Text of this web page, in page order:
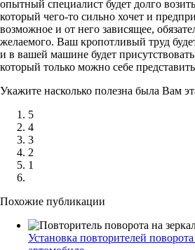
опытный специалист будет долго
который чего-то сильно хочет и
возможное и от него зависящее,
желаемого. Ваш кропотливый труд
и в вашей машине будет
который только можно себе
Укажите насколько полезна была Вам
5
4
3
2
1
Похожие публикации
Установка повторителей